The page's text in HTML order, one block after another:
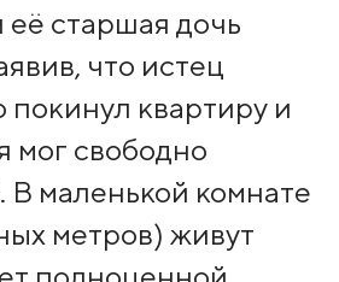
старшая дочь
что истец
покинул квартиру и
мог свободно
В маленькой комнате
метров) живут